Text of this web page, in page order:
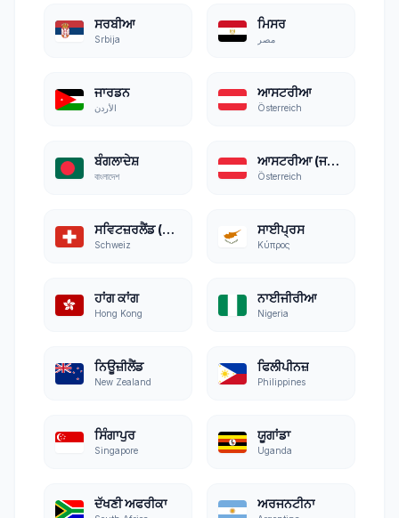
ਸਰਬੀਆ
Srbija
ਮਿਸਰ
مصر
ਜਾਰਡਨ
الأردن
ਆਸਟਰੀਆ
Österreich
ਬੰਗਲਾਦੇਸ਼
বাংলাদেশ
ਆਸਟਰੀਆ (ਜਰਮਨ)
Österreich
ਸਵਿਟਜ਼ਰਲੈਂਡ (ਜਰਮਨ)
Schweiz
ਸਾਈਪ੍ਰਸ
Κύπρος
ਹਾਂਗ ਕਾਂਗ
Hong Kong
ਨਾਈਜੀਰੀਆ
Nigeria
ਨਿਊਜ਼ੀਲੈਂਡ
New Zealand
ਫਿਲੀਪੀਨਜ਼
Philippines
ਸਿੰਗਾਪੁਰ
Singapore
ਯੂਗਾਂਡਾ
Uganda
ਦੱਖਣੀ ਅਫਰੀਕਾ ਅਰਜਨਟੀਨਾ